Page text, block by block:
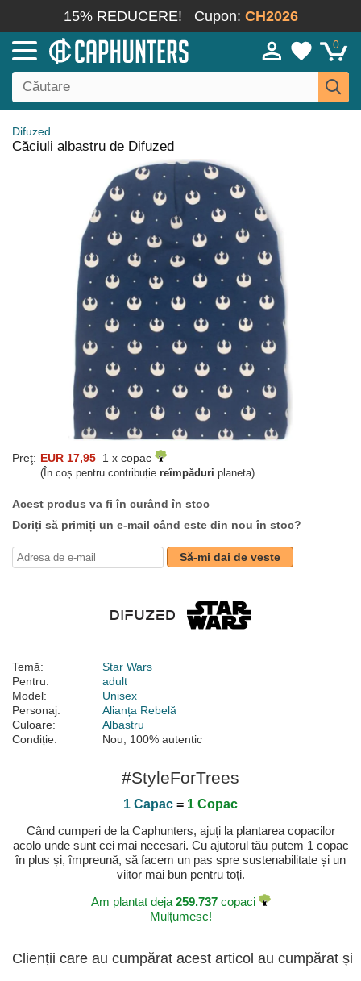
15% REDUCERE! Cupon: CH2026
0
Difuzed
Căciuli albastru de Difuzed
Preţ: EUR 17,95 1 x copac
(În coș pentru contribuție reîmpăduri planeta)
Acest produs va fi în curând în stoc
Doriți să primiți un e-mail când este din nou în stoc?
Să-mi dai de veste
Temă:
Star Wars
Pentru:
adult
Model:
Unisex
Personaj:
Alianța Rebelă
Culoare:
Albastru
Condiție:
Nou; 100% autentic
#StyleForTrees
1 Capac = 1 Copac
Când cumperi de la Caphunters, ajuți la plantarea copacilor
acolo unde sunt cei mai necesari. Cu ajutorul tău putem 1 copac
în plus și, împreună, să facem un pas spre sustenabilitate și un
viitor mai bun pentru toți.
Am plantat deja 259.737copaci
Mulțumesc!
Clienții care au cumpărat acest articol au cumpărat și